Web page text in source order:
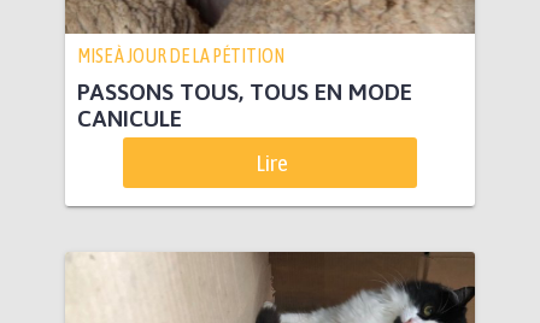
MISE À JOUR DE LA PÉTITION
PASSONS TOUS, TOUS EN MODE
CANICULE
Lire